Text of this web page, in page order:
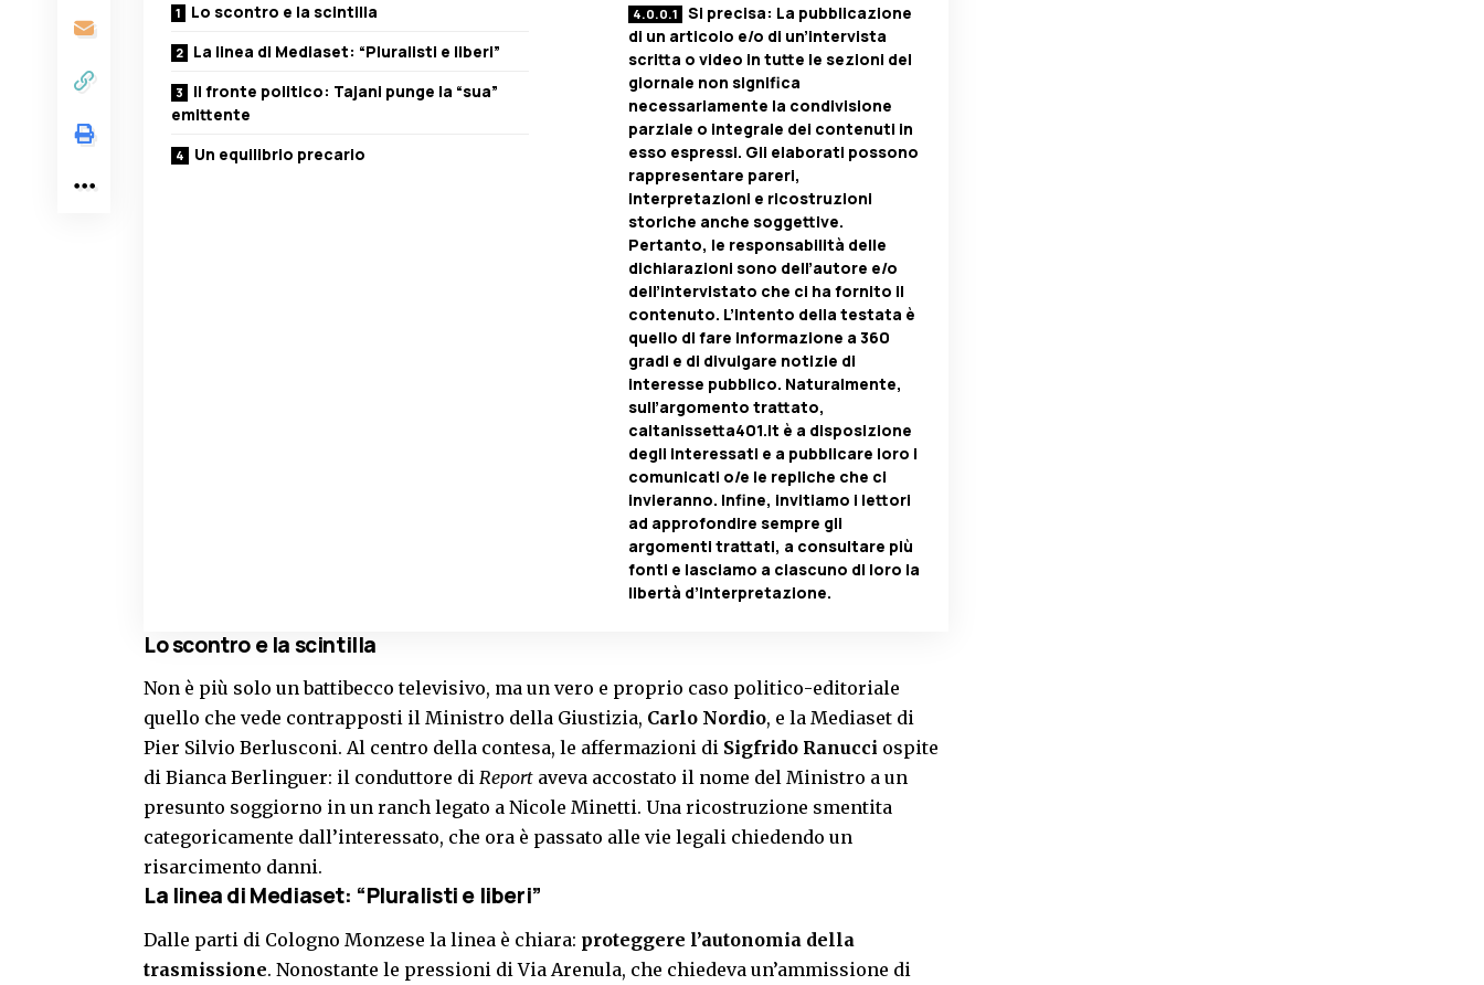
Lo scontro e la scintilla
La linea di Mediaset: “Pluralisti e liberi”
Il fronte politico: Tajani punge la “sua”
emittente
Un equilibrio precario
Si precisa: La pubblicazione
di un articolo e/o di un’intervista
scritta o video in tutte le sezioni del
giornale non significa
necessariamente la condivisione
parziale o integrale dei contenuti in
esso espressi. Gli elaborati possono
rappresentare pareri,
interpretazioni e ricostruzioni
storiche anche soggettive.
Pertanto, le responsabilità delle
dichiarazioni sono dell’autore e/o
dell’intervistato che ci ha fornito il
contenuto. L’intento della testata è
quello di fare informazione a 360
gradi e di divulgare notizie di
interesse pubblico. Naturalmente,
sull’argomento trattato,
caltanissetta401.it è a disposizione
degli interessati e a pubblicare loro i
comunicati o/e le repliche che ci
invieranno. Infine, invitiamo i lettori
ad approfondire sempre gli
argomenti trattati, a consultare più
fonti e lasciamo a ciascuno di loro la
libertà d’interpretazione.
Lo scontro e la scintilla
Non è più solo un battibecco televisivo, ma un vero e proprio caso politico-editoriale
quello che vede contrapposti il Ministro della Giustizia, Carlo Nordio, e la Mediaset di
Pier Silvio Berlusconi. Al centro della contesa, le affermazioni di Sigfrido Ranucci ospite
di Bianca Berlinguer: il conduttore di Report aveva accostato il nome del Ministro a un
presunto soggiorno in un ranch legato a Nicole Minetti. Una ricostruzione smentita
categoricamente dall’interessato, che ora è passato alle vie legali chiedendo un
risarcimento danni.
La linea di Mediaset: “Pluralisti e liberi”
Dalle parti di Cologno Monzese la linea è chiara: proteggere l’autonomia della
trasmissione. Nonostante le pressioni di Via Arenula, che chiedeva un’ammissione di